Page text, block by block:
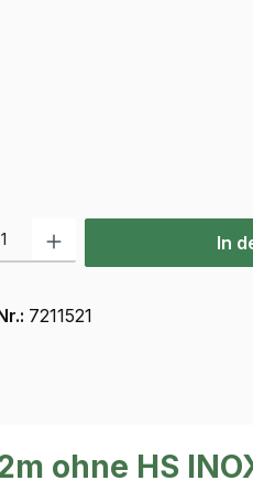
Gib den gewünschten
In
7211521
ohne HS